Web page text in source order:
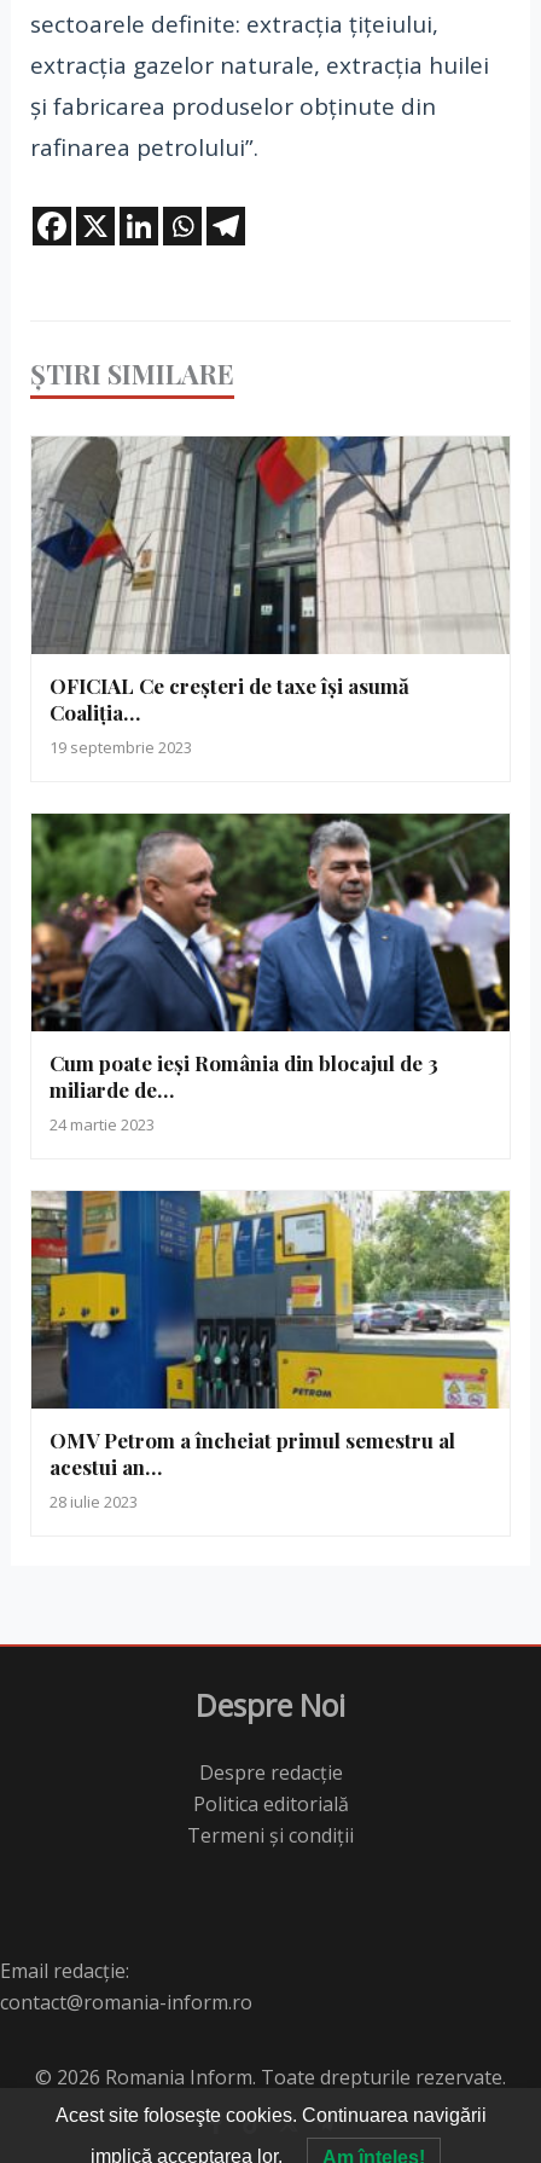
sectoarele definite: extracţia ţiţeiului,
extracţia gazelor naturale, extracţia huilei
şi fabricarea produselor obţinute din
rafinarea petrolului”.
ȘTIRI SIMILARE
OFICIAL Ce creșteri de taxe își asumă
Coaliția…
19 septembrie 2023
Cum poate ieși România din blocajul de 3
miliarde de…
24 martie 2023
​OMV Petrom a încheiat primul semestru al
acestui an…
28 iulie 2023
Despre Noi
Despre redacție
Politica editorială
Termeni și condiții
Email redacție:
contact@romania-inform.ro
© 2026 Romania Inform. Toate drepturile rezervate.
Acest site foloseşte cookies. Continuarea navigării
implică acceptarea lor. Am înţeles!